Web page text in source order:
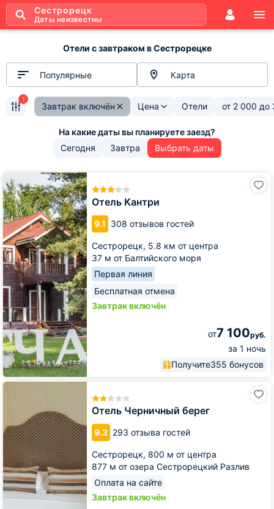
Сестрорецк
Даты неизвестны
Отели с завтраком в Сестрорецке
Популярные Карта
Завтрак включён Цена Отели от 2 000 до
1
Сегодня Завтра Выбрать даты
Отель Кантри
9.1 308 отзывов гостей
Сестрорецк, 5.8 км от центра
37 м от Балтийского моря
Первая линия
Бесплатная отмена
Завтрак включён
от7 100руб.
за 1 ночь
Получите355 бонусов
Отель
Кантри
Отель Черничный берег
9.3 293 отзыва гостей
Сестрорецк, 800 м от центра
877 м от озера Сестрорецкий Разлив
Оплата на сайте
Завтрак включён
Отель